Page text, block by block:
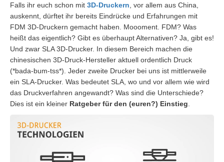
Falls ihr euch schon mit 3D-Druckern , vor allem aus China,
auskennt, dürftet ihr bereits Eindrücke und Erfahrungen mit
FDM 3D-Druckern gemacht haben. Moooment. FDM? Was
heißt das eigentlich? Gibt es überhaupt Alternativen? Ja, gibt es!
Und zwar SLA 3D-Drucker. In diesem Bereich machen die
chinesischen 3D-Druck-Hersteller aktuell ordentlich Druck
(*bada-bum-tss*). Jeder zweite Drucker bei uns ist mittlerweile
ein SLA-Drucker. Was bedeutet SLA, wo und vor allem wie wird
das Druckverfahren angewandt? Was sind die Unterschiede?
Dies ist ein kleiner Ratgeber für den (euren?) Einstieg